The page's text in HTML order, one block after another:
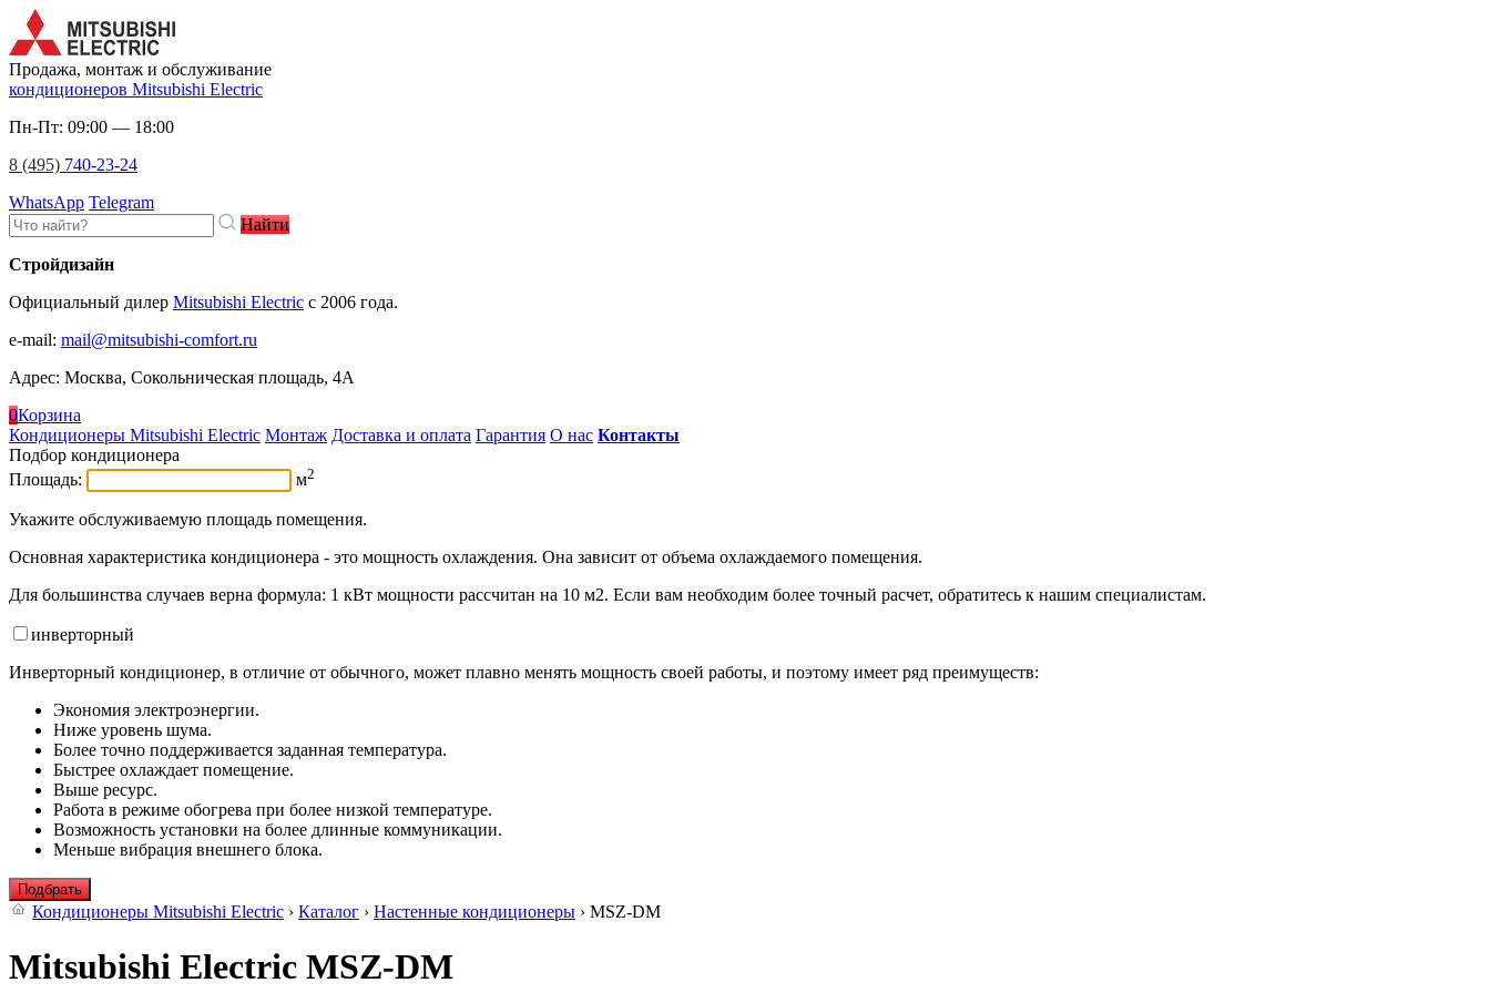
Продажа, монтаж и обслуживание
кондиционеров Mitsubishi Electric
Пн-Пт: 09:00 — 18:00
8 (495) 740-23-24
WhatsApp Telegram
Найти
Стройдизайн
Официальный дилер Mitsubishi Electric c 2006 года.
e-mail: mail@mitsubishi-comfort.ru
Адрес: Москва, Сокольническая площадь, 4А
0Корзина
Кондиционеры Mitsubishi Electric Монтаж Доставка и оплата Гарантия О нас Контакты
Подбор кондиционера
Площадь:
м2
Укажите обслуживаемую площадь помещения.
Основная характеристика кондиционера - это мощность охлаждения. Она зависит от объема охлаждаемого помещения.
Для большинства случаев верна формула: 1 кВт мощности рассчитан на 10 м2. Если вам необходим более точный расчет, обратитесь к нашим специалистам.
инверторный
Инверторный кондиционер, в отличие от обычного, может плавно менять мощность своей работы, и поэтому имеет ряд преимуществ:
Экономия электроэнергии.
Ниже уровень шума.
Более точно поддерживается заданная температура.
Быстрее охлаждает помещение.
Выше ресурс.
Работа в режиме обогрева при более низкой температуре.
Возможность установки на более длинные коммуникации.
Меньше вибрация внешнего блока.
Подбрать
Кондиционеры Mitsubishi Electric › Каталог › Настенные кондиционеры › MSZ-DM
Mitsubishi Electric MSZ-DM